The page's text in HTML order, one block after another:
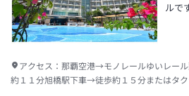
ルで
アクセス： 那覇空港→モノレールゆいレー
約１１分旭橋駅下車→徒歩約１５分またはタ